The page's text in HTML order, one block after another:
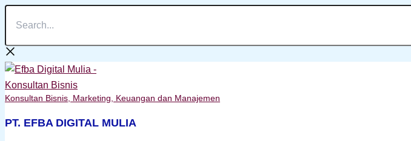
konten
Search...
Konsultan Bisnis, Marketing, Keuangan dan Manajemen
PT. EFBA DIGITAL MULIA